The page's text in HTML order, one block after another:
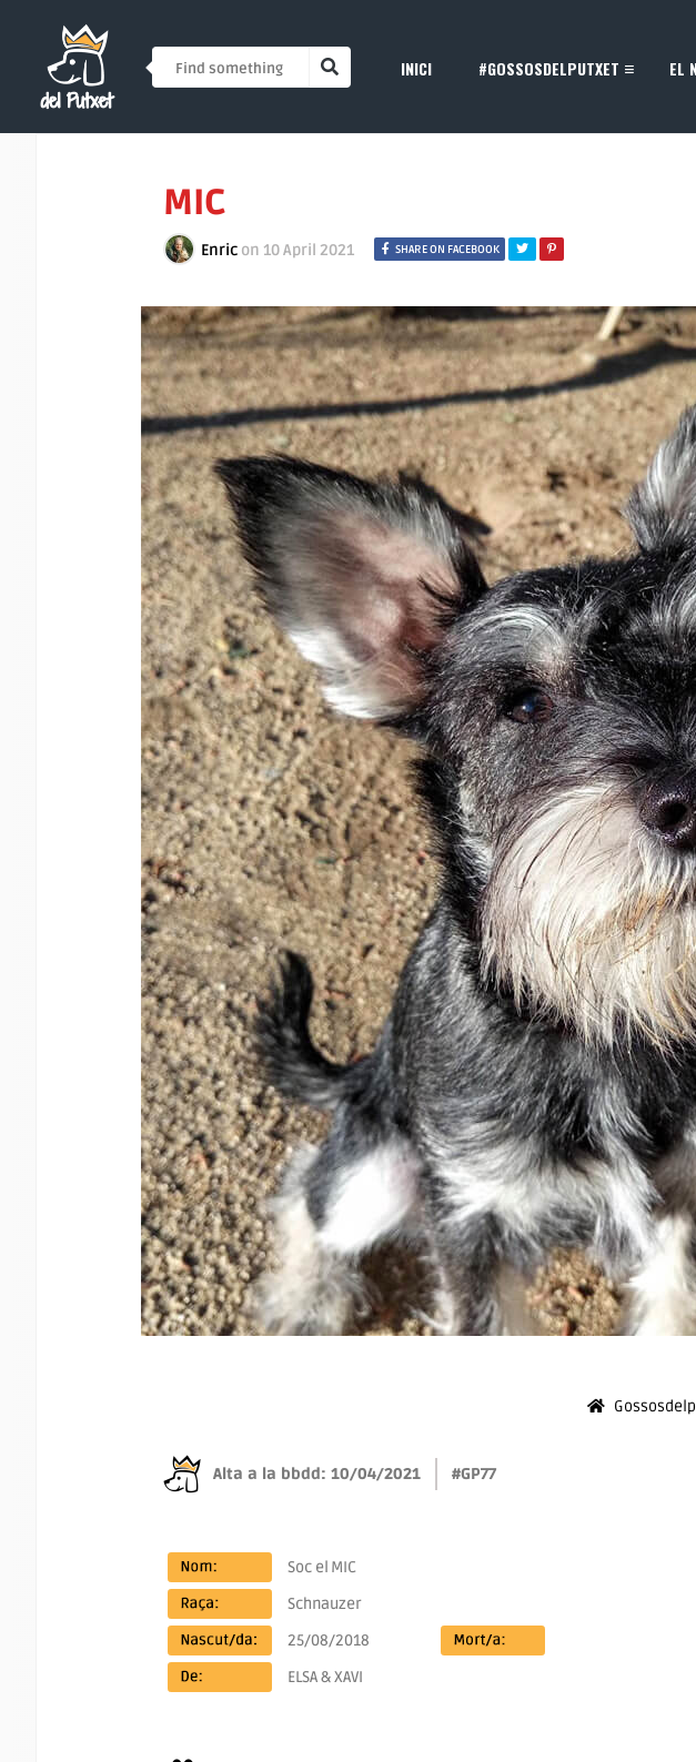
INICI #GOSSOSDELPUTXET EL
MIC
Enric on 10 April 2021 SHARE ON FACEBOOK
Alta a la bbdd: 10/04/2021 #GP77
Soc el MIC
Schnauzer
25/08/2018
ELSA & XAVI